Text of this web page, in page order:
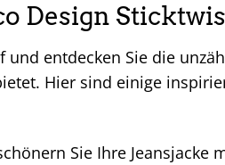
Design
und entdecken Sie die
Hier sind einige
Sie Ihre Jeansjacke